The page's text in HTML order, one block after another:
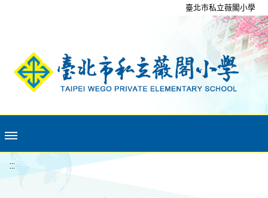
臺北市私立薇閣小學
:::